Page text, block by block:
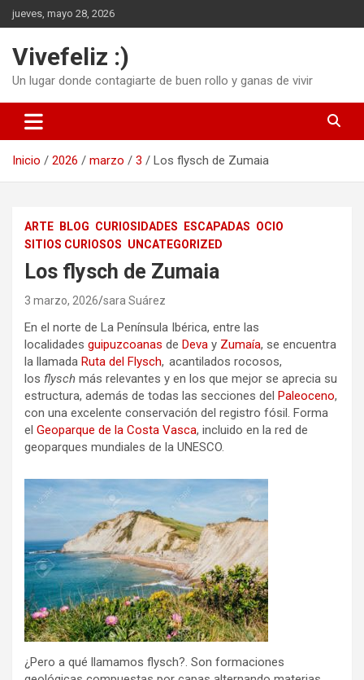
Saltar
al
jueves, mayo 28, 2026
Vivefeliz :)
Un lugar donde contagiarte de buen rollo y ganas de vivir
Inicio 2026 marzo 3 Los flysch de Zumaia
ARTE BLOG CURIOSIDADES ESCAPADAS OCIO
SITIOS CURIOSOS UNCATEGORIZED
Los flysch de Zumaia
3 marzo, 2026 sara Suárez
En el norte de La Península Ibérica, entre las
localidades guipuzcoanas de Deva y Zumaía, se encuentra
la llamada Ruta del Flysch, acantilados rocosos,
los flysch más relevantes y en los que mejor se aprecia su
estructura, además de todas las secciones del Paleoceno,
con una excelente conservación del registro fósil. Forma
el Geoparque de la Costa Vasca, incluido en la red de
geoparques mundiales de la UNESCO.
¿Pero a qué llamamos flysch?. Son formaciones